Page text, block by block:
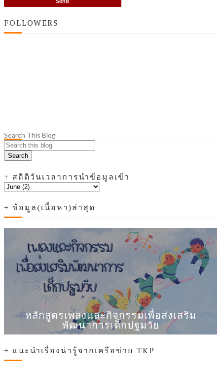
FOLLOWERS
Search This Blog
+ สถิติวันเวลาการนำข้อมูลเข้า
+ ข้อมูล(เนื้อหา)ล่าสุด
หลักสูตรเพลงและกิจกรรมเพื่อส่งเสริม
พัฒนาการเด็กปฐมวัย
+ แนะนำเรื่องน่ารู้จากเครือข่าย TKP